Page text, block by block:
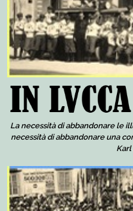
La necessità di abbandonare le
necessità di abbandonare una
Karl